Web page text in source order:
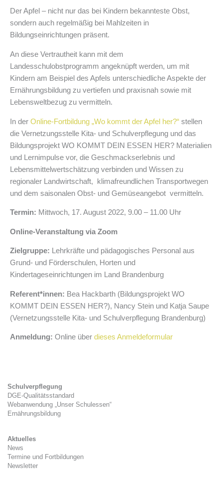
Der Apfel – nicht nur das bei Kindern bekannteste Obst,
sondern auch regelmäßig bei Mahlzeiten in
Bildungseinrichtungen präsent.
An diese Vertrautheit kann mit dem
Landesschulobstprogramm angeknüpft werden, um mit
Kindern am Beispiel des Apfels unterschiedliche Aspekte der
Ernährungsbildung zu vertiefen und praxisnah sowie mit
Lebensweltbezug zu vermitteln.
In der Online-Fortbildung „Wo kommt der Apfel her?“ stellen
die Vernetzungsstelle Kita- und Schulverpflegung und das
Bildungsprojekt WO KOMMT DEIN ESSEN HER? Materialien
und Lernimpulse vor, die Geschmackserlebnis und
Lebensmittelwertschätzung verbinden und Wissen zu
regionaler Landwirtschaft, klimafreundlichen Transportwegen
und dem saisonalen Obst- und Gemüseangebot vermitteln.
Termin: Mittwoch, 17. August 2022, 9.00 – 11.00 Uhr
Online-Veranstaltung via Zoom
Zielgruppe: Lehrkräfte und pädagogisches Personal aus
Grund- und Förderschulen, Horten und
Kindertageseinrichtungen im Land Brandenburg
Referent*innen: Bea Hackbarth (Bildungsprojekt WO
KOMMT DEIN ESSEN HER?), Nancy Stein und Katja Saupe
(Vernetzungsstelle Kita- und Schulverpflegung Brandenburg)
Anmeldung: Online über dieses Anmeldeformular
Schulverpflegung
DGE-Qualitätsstandard
Webanwendung „Unser Schulessen“
Ernährungsbildung
Aktuelles
News
Termine und Fortbildungen
Newsletter